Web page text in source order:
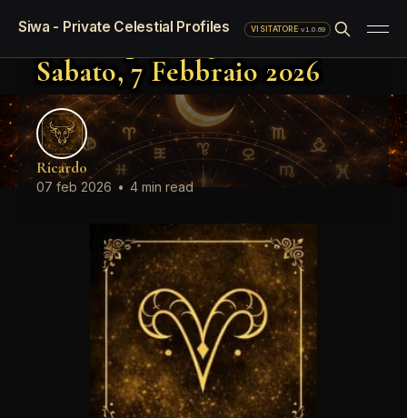
Siwa - Private Celestial Profiles VISITATORE·v1.0.69
Oroscopo del giorno
Sabato, 7 Febbraio 2026
Ricardo
07 feb 2026 • 4 min read